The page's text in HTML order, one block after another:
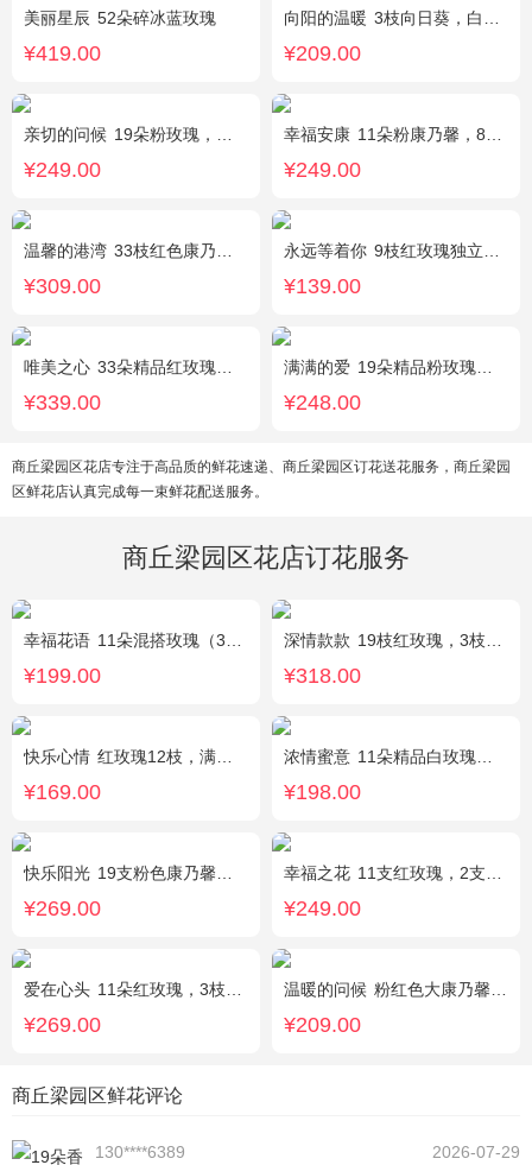
美丽星辰 52朵碎冰蓝玫瑰
¥419.00
向阳的温暖 3枝向日葵，白色洋桔梗、绿叶搭配
¥209.00
亲切的问候 19朵粉玫瑰，叶上黄金点缀。
¥249.00
幸福安康 11朵粉康乃馨，8朵粉玫瑰，搭配相思梅、黄莺穿插点缀。
¥249.00
温馨的港湾 33枝红色康乃馨，3枝白色多头香水百合，绿叶，满天星搭配丰满。
¥309.00
永远等着你 9枝红玫瑰独立包装，黄英丰满。
¥139.00
唯美之心 33朵精品红玫瑰，搭配适量相思梅。
¥339.00
满满的爱 19朵精品粉玫瑰，搭配适量紫色勿忘我间插。
¥248.00
商丘梁园区花店专注于高品质的鲜花速递、商丘梁园区订花送花服务，商丘梁园
区鲜花店认真完成每一束鲜花配送服务。
商丘梁园区花店订花服务
幸福花语 11朵混搭玫瑰（3支红玫瑰、3支粉玫瑰、3支白玫瑰、2支香槟玫瑰），搭配适量黄莺、栀子叶，随机赠送1只可爱小熊。
¥199.00
深情款款 19枝红玫瑰，3枝白百合，3枝粉百合，搭配满天星，绿叶等配材
¥318.00
快乐心情 红玫瑰12枝，满天星、绿叶丰满
¥169.00
浓情蜜意 11朵精品白玫瑰，搭配适量浅绿色洋桔梗、书带草、黄莺。
¥198.00
快乐阳光 19支粉色康乃馨，3支多头白百合，绿叶、黄莺点缀。
¥269.00
幸福之花 11支红玫瑰，2支多头白香水百合，配草
¥249.00
爱在心头 11朵红玫瑰，3枝多头白香水百合，黄莺、绿叶搭配
¥269.00
温暖的问候 粉红色大康乃馨8枝，粉色玫瑰6枝，点缀适量黄莺、深山樱和绿叶。
¥209.00
商丘梁园区鲜花评论
130****6389
2026-07-29